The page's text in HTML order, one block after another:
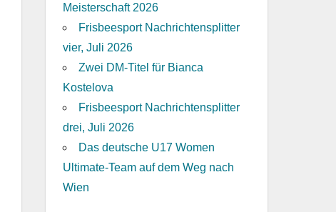
Meisterschaft 2026
Frisbeesport Nachrichtensplitter
vier, Juli 2026
Zwei DM-Titel für Bianca
Kostelova
Frisbeesport Nachrichtensplitter
drei, Juli 2026
Das deutsche U17 Women
Ultimate-Team auf dem Weg nach
Wien